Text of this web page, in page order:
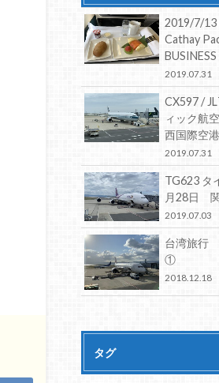
2019/7/13
Cathay
2019.07.31
CX597 /
ィック航
西国際空港
2019.07.31
TG623
月28日
2019.07.03
台湾旅行
①
2018.12.18
タグ